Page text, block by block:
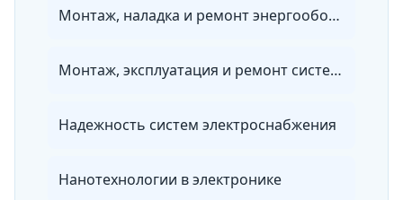
Монтаж, наладка и ремонт энергооборудования
Монтаж, эксплуатация и ремонт систем энергообеспечения объектов специального назначения
Надежность систем электроснабжения
Нанотехнологии в электронике